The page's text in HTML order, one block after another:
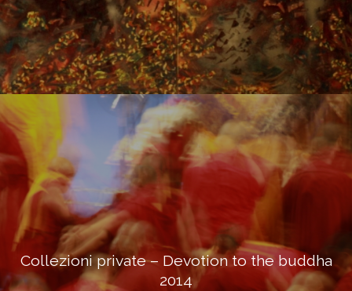
Collezioni private – Devotion to the buddha
2014